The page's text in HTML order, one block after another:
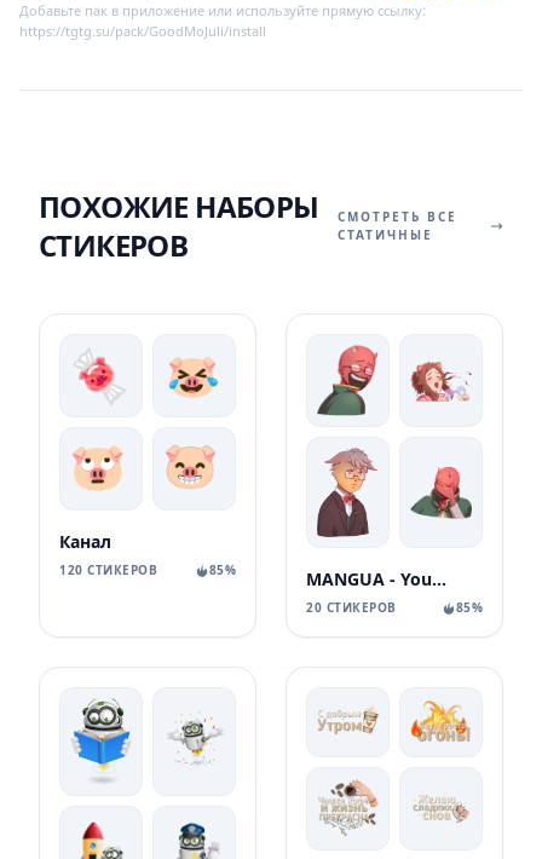
Добавьте пак в приложение или используйте прямую ссылку:
https://tgtg.su/pack/GoodMoJuli/install
ПОХОЖИЕ НАБОРЫ
СТИКЕРОВ
СМОТРЕТЬ ВСЕ
СТАТИЧНЫЕ
Канал
120 СТИКЕРОВ 85% MANGUA - YouTube канал про аніме та манґу
20 СТИКЕРОВ 85%